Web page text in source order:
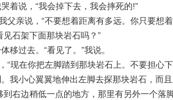
说，“我会掉下去，我会摔死的!”
亲说，“不要想着距离有多远。你只要想
见石架下面那块岩石吗？”
过去。“看见了。”我说。
现在你把左脚踏到那块岩石上。不要担心
小心翼翼地伸出左脚去探那块岩石，而且
右边稍低一点的地方，那里有另外一个落